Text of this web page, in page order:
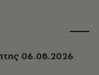
06.08.2026